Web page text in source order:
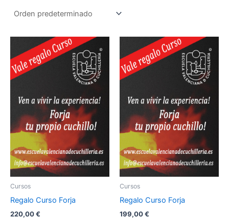
Cursos
Regalo Curso Forja
220,00€
Cursos
Regalo Curso Forja
199,00€